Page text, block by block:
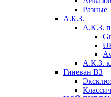
Разные
А.К.З.
А.К.З.
А.К.З.
Гиневан ВЗ